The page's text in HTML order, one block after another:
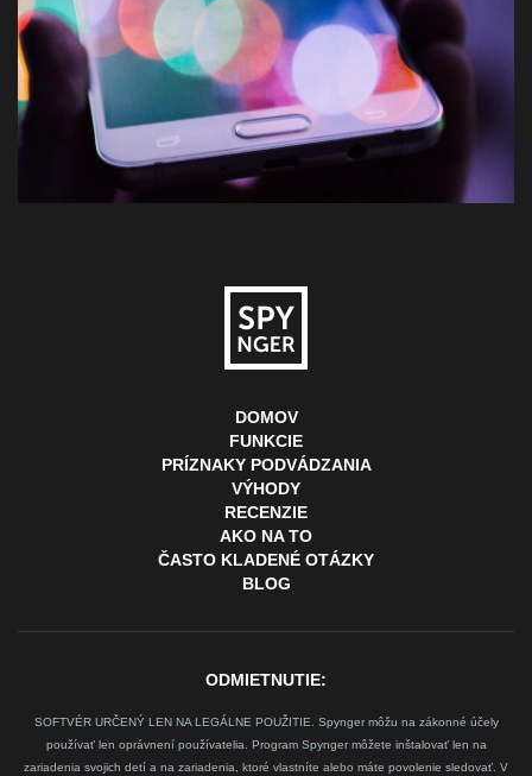
DOMOV
FUNKCIE
PRÍZNAKY PODVÁDZANIA
VÝHODY
RECENZIE
AKO NA TO
ČASTO KLADENÉ OTÁZKY
BLOG
ODMIETNUTIE:
SOFTVÉR URČENÝ LEN NA LEGÁLNE POUŽITIE. Spynger môžu na zákonné účely
používať len oprávnení používatelia. Program Spynger môžete inštalovať len na
zariadenia svojich detí a na zariadenia, ktoré vlastníte alebo máte povolenie sledovať. V